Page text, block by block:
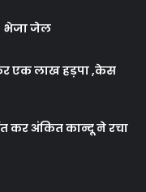
भेजा जेल
एक लाख हड़पा ,केस
कर अंकित कान्दू ने रचा